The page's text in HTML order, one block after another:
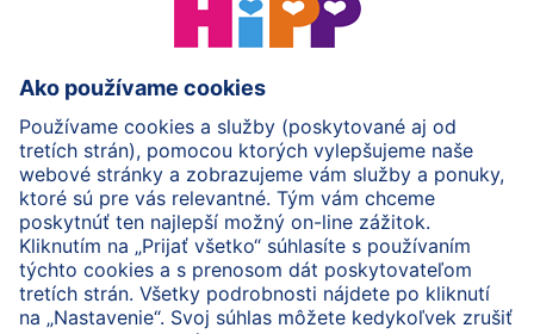
HiPP Mlieka
HiPP Príkrmy
HiPP Tehotenstvo
Ochrana osobných údajov
Cookies a pravidlá používania webovej stránky
Imprint
O spoločnosti HiPP Kontakt